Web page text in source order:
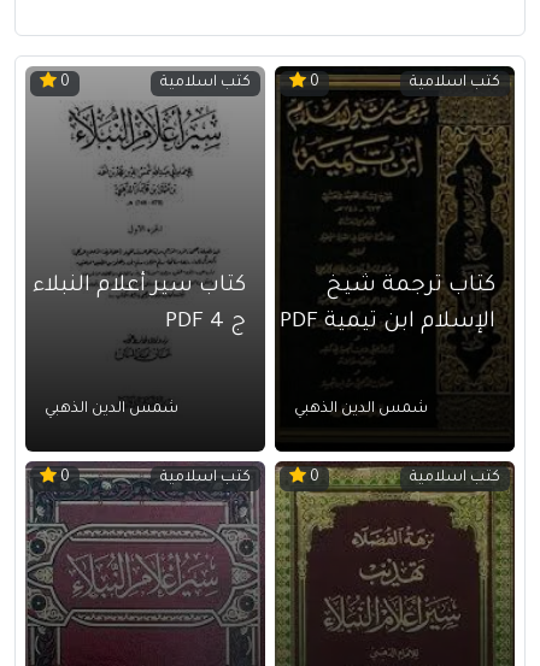
كتب اسلامية 0
كتاب ترجمة شيخ
الإسلام ابن تيمية PDF
شمس الدين الذهبي
كتب اسلامية 0
كتاب سير أعلام النبلاء
ج 4 PDF
شمس الدين الذهبي
كتب اسلامية 0 كتب اسلامية 0